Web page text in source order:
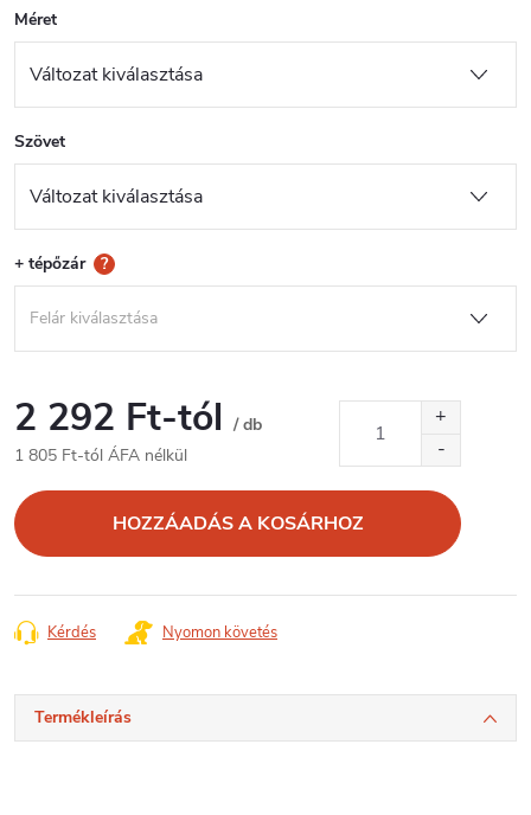
Méret
Szövet
+ tépőzár ?
2 292 Ft-tól / db
1 805 Ft-tól ÁFA nélkül
HOZZÁADÁS A KOSÁRHOZ
Kérdés Nyomon követés
Termékleírás